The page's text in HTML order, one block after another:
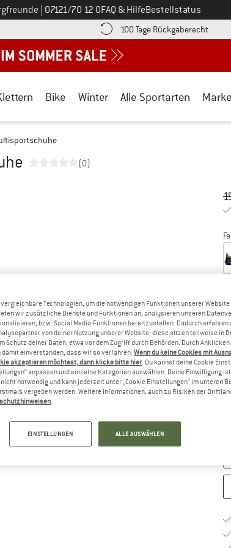
Ruf uns an unter
07121/70 12 0FAQ & HilfeBestellstatus
Zahlungs-Infos hier! Öffnet sich in einer Infobox
100 Tage Rückgaberecht
Bike Winter Alle Sportarten
(0)
Technologien, um die notwendigen Funktionen unserer Website
wir zusätzliche Dienste und Funktionen an, analysieren unseren
bzw. Social Media-Funktionen bereitzustellen. Dadurch erfahren
von deiner Nutzung unserer Website; diese sitzen teilweise in
Schutz deiner Daten, etwa vor dem Zugriff durch Behörden. Durch Anklicken
einverstanden, dass wir so verfahren. Wenn du keine Cookies mit
akzeptieren möchtest, dann klicke bitte hier. Du kannst deine Cookie
anpassen und einzelne Kategorien auswählen. Deine Einwilligung
notwendig und kann jederzeit unter „Cookie Einstellungen“ im unteren
vergeben werden. Weitere Informationen, auch zu Risiken der
.
EINSTELLUNGEN ALLE AUSWÄHLEN